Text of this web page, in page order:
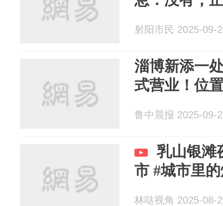
射阳市民 2025-09-
淄博新添一
式营业！位
鲁中晨报 2025-09-
乳山银滩
市 #城市里
林哒视角 2025-08-